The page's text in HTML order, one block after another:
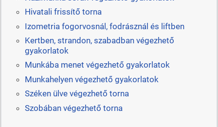
Hivatali frissítő torna
Izometria fogorvosnál, fodrásznál és liftben
Kertben, strandon, szabadban végezhető
gyakorlatok
Munkába menet végezhető gyakorlatok
Munkahelyen végezhető gyakorlatok
Széken ülve végezhető torna
Szobában végezhető torna